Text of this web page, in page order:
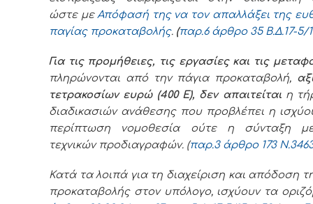
ώστε με Απόφασή της να τον απαλλάξει της
παγίας προκαταβολής. (παρ.6 άρθρο 35 Β.Δ.17-5/
Για τις προμήθειες, τις εργασίες και τις
πληρώνονται από την πάγια προκαταβολή,
τετρακοσίων ευρώ (400 Ε), δεν απαιτείταιη
διαδικασιών ανάθεσης που προβλέπει η
περίπτωση νομοθεσία ούτε η σύνταξη
τεχνικών προδιαγραφών. (παρ.3 άρθρο 173
Κατά τα λοιπά για τη διαχείριση και απόδοση
προκαταβολής στον υπόλογο, ισχύουν τα